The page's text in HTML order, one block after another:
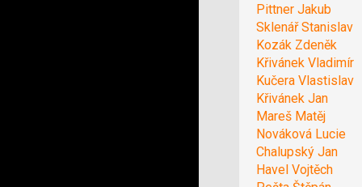
Pittner Jakub
Sklenář Stanislav
Kozák Zdeněk
Křivánek Vladimír
Kučera Vlastislav
Křivánek Jan
Mareš Matěj
Nováková Lucie
Chalupský Jan
Havel Vojtěch